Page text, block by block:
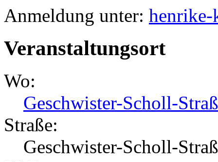
Anmeldung unter: henrike-
Veranstaltungsort
Wo:
Geschwister-Scholl-
Straße:
Geschwister-Scholl-